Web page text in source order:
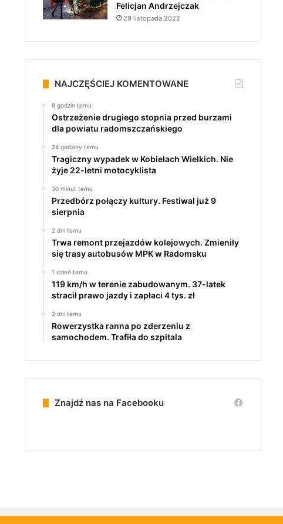
Felicjan Andrzejczak
29 listopada 2022
NAJCZĘŚCIEJ KOMENTOWANE
8 godzin temu
Ostrzeżenie drugiego stopnia przed burzami
dla powiatu radomszczańskiego
24 godziny temu
Tragiczny wypadek w Kobielach Wielkich. Nie
żyje 22-letni motocyklista
30 minut temu
Przedbórz połączy kultury. Festiwal już 9
sierpnia
2 dni temu
Trwa remont przejazdów kolejowych. Zmieniły
się trasy autobusów MPK w Radomsku
1 dzień temu
119 km/h w terenie zabudowanym. 37-latek
stracił prawo jazdy i zapłaci 4 tys. zł
2 dni temu
Rowerzystka ranna po zderzeniu z
samochodem. Trafiła do szpitala
Znajdź nas na Facebooku